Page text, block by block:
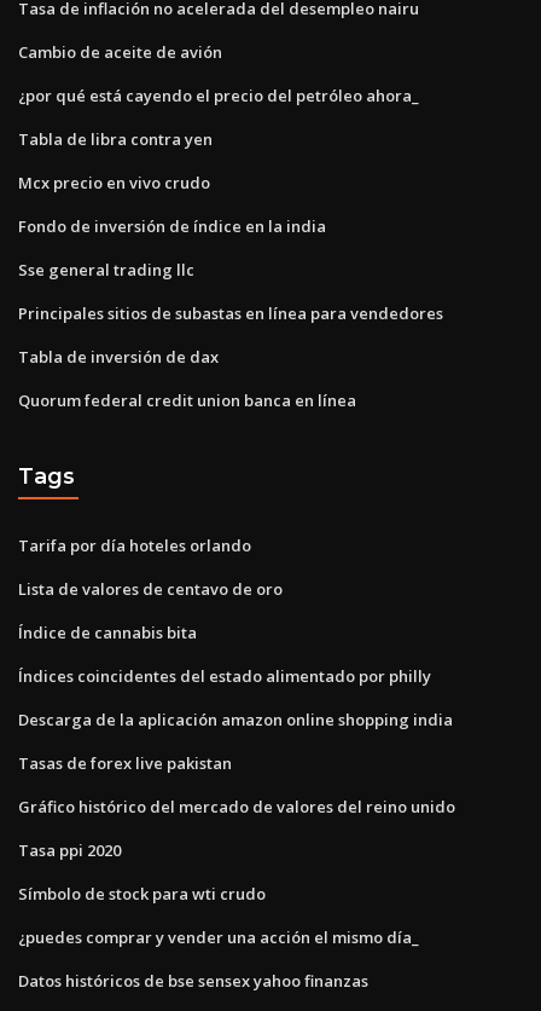
Tasa de inflación no acelerada del desempleo nairu
Cambio de aceite de avión
¿por qué está cayendo el precio del petróleo ahora_
Tabla de libra contra yen
Mcx precio en vivo crudo
Fondo de inversión de índice en la india
Sse general trading llc
Principales sitios de subastas en línea para vendedores
Tabla de inversión de dax
Quorum federal credit union banca en línea
Tags
Tarifa por día hoteles orlando
Lista de valores de centavo de oro
Índice de cannabis bita
Índices coincidentes del estado alimentado por philly
Descarga de la aplicación amazon online shopping india
Tasas de forex live pakistan
Gráfico histórico del mercado de valores del reino unido
Tasa ppi 2020
Símbolo de stock para wti crudo
¿puedes comprar y vender una acción el mismo día_
Datos históricos de bse sensex yahoo finanzas